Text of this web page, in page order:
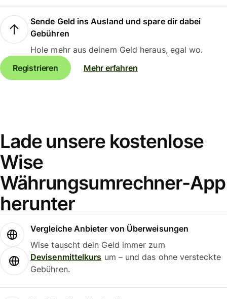
Sende Geld ins Ausland und spare dir dabei
Gebühren
Hole mehr aus deinem Geld heraus, egal wo.
Registrieren
Mehr erfahren
Lade unsere kostenlose
Wise
Währungsumrechner-App
herunter
Vergleiche Anbieter von Überweisungen
Wise tauscht dein Geld immer zum
Devisenmittelkurs um – und das ohne versteckte
Gebühren.